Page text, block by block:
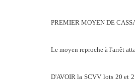
PREMIER MOYEN DE
Le moyen reproche à l'arrêt
D'AVOIR la SCVV lots 20 et